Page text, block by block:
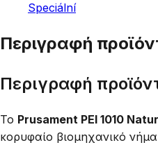
Speciální
Περιγραφή
Περιγραφή
Το Prusament PEI 1010
κορυφαίο βιομηχανικό